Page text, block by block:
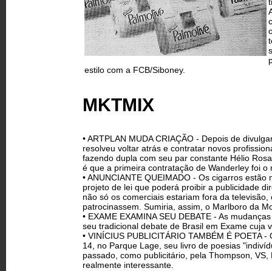
estilo com a FCB/Siboney.
MKTMIX
• ARTPLAN MUDA CRIAÇÃO - Depois de
resolveu voltar atrás e contratar novos
fazendo dupla com seu par constante Hélio
é que a primeira contratação de Wanderley foi
• ANUNCIANTE QUEIMADO - Os cigarros
projeto de lei que poderá proibir a publicidade
não só os comerciais estariam fora da
patrocinassem. Sumiria, assim, o Marlboro da
• EXAME EXAMINA SEU DEBATE - As
seu tradicional debate de Brasil em Exame cuja
• VINÍCIUS PUBLICITÁRIO TAMBÉM É
14, no Parque Lage, seu livro de poesias
passado, como publicitário, pela Thompson,
realmente interessante.